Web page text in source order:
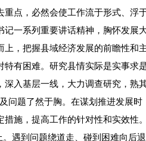
点，必然会使工作流于形式、浮
一系列重要讲话精神，胸怀发展
，把握县域经济发展的前瞻性和
有困难。研究县情实际是实事求
入基层一线，大力调查研究，熟
问题了然于胸。在谋划推进发展时
施，提高工作的针对性和实效性
遇到问题绕道走、碰到困难向后退